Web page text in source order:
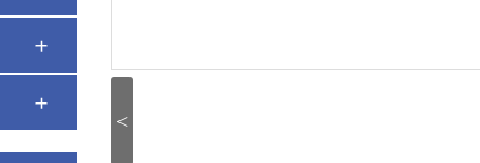
<